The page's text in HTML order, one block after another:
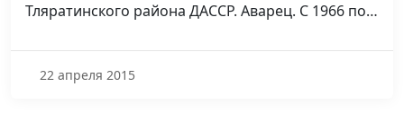
Тляратинского района ДАССР. Аварец. С 1966 по…
22 апреля 2015